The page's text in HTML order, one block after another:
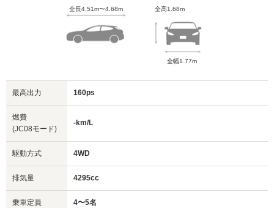
全長4.51m〜4.68m 全高1.68m
全幅1.77m
最高出力 160ps
燃費
(JC08モード)
-km/L
駆動方式 4WD
排気量 4295cc
乗車定員 4〜5名